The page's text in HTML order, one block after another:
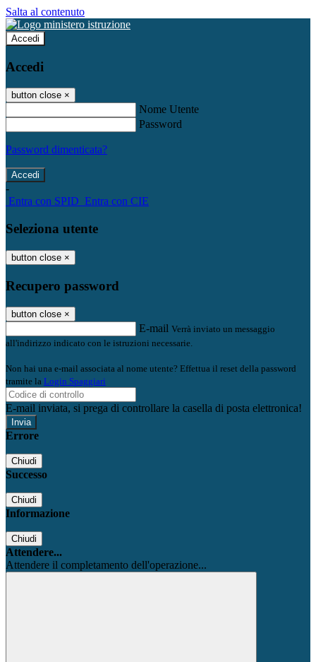
Salta al contenuto
Accedi
Accedi
button close ×
Nome Utente
Password
Password dimenticata?
-
Entra con SPID Entra con CIE
Seleziona utente
button close ×
Recupero password
button close ×
E-mail Verrà inviato un messaggio
all'indirizzo indicato con le istruzioni necessarie.
Non hai una e-mail associata al nome utente? Effettua il reset della password
tramite la Login Spaggiari
E-mail inviata, si prega di controllare la casella di posta elettronica!
Errore
Chiudi
Successo
Chiudi
Informazione
Chiudi
Attendere...
Attendere il completamento dell'operazione...